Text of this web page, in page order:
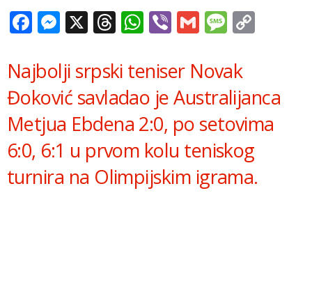
Facebook
Messenger
X Threads
WhatsApp
ViberGmail
Najbolji srpski teniser Novak
Đoković savladao je Australijanca
Metjua Ebdena 2:0, po setovima
6:0, 6:1 u prvom kolu teniskog
turnira na Olimpijskim igrama.